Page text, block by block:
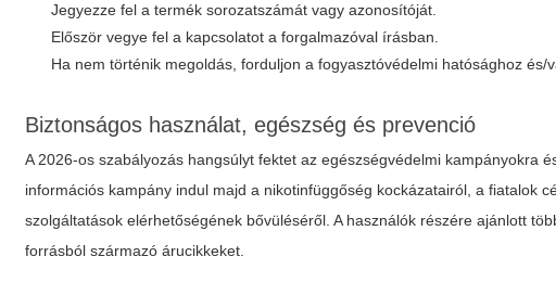
Jegyezze fel a termék sorozatszámát vagy azonosítóját.
Először vegye fel a kapcsolatot a forgalmazóval írásban.
Ha nem történik megoldás, forduljon a fogyasztóvédelmi hatósághoz és/
Biztonságos használat, egészség és prevenció
A 2026-os szabályozás hangsúlyt fektet az egészségvédelmi kampányokra
információs kampány indul majd a nikotinfüggőség kockázatairól, a fiatalok
szolgáltatások elérhetőségének bővüléséről. A használók részére ajánlott
forrásból származó árucikkeket.